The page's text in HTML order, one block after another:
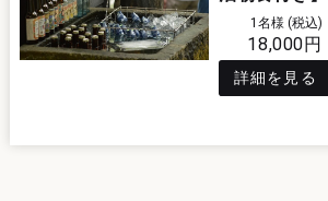
1名様 (税込)
18,000円
詳細を見る